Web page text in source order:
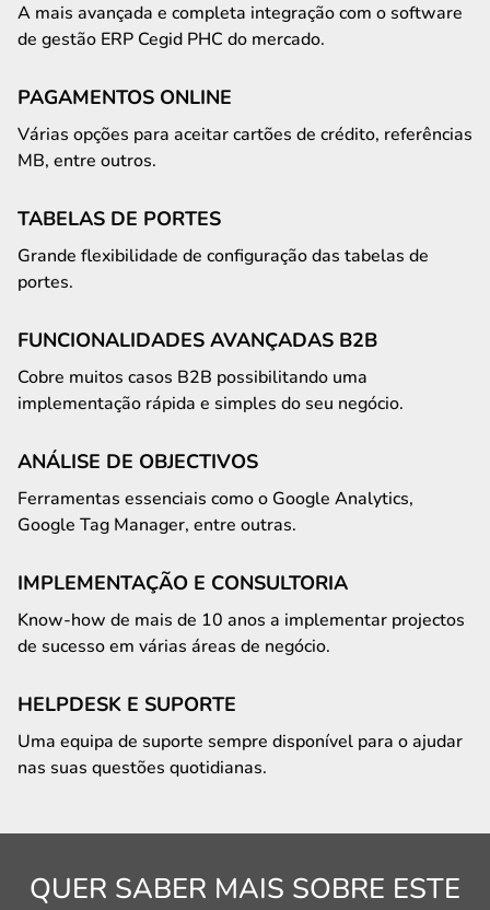
A mais avançada e completa integração com o software
de gestão ERP Cegid PHC do mercado.
PAGAMENTOS ONLINE
Várias opções para aceitar cartões de crédito, referências
MB, entre outros.
TABELAS DE PORTES
Grande flexibilidade de configuração das tabelas de
portes.
FUNCIONALIDADES AVANÇADAS B2B
Cobre muitos casos B2B possibilitando uma
implementação rápida e simples do seu negócio.
ANÁLISE DE OBJECTIVOS
Ferramentas essenciais como o Google Analytics,
Google Tag Manager, entre outras.
IMPLEMENTAÇÃO E CONSULTORIA
Know-how de mais de 10 anos a implementar projectos
de sucesso em várias áreas de negócio.
HELPDESK E SUPORTE
Uma equipa de suporte sempre disponível para o ajudar
nas suas questões quotidianas.
QUER SABER MAIS SOBRE ESTE